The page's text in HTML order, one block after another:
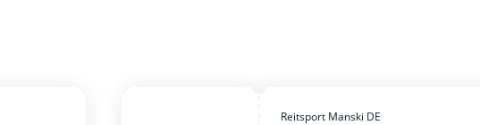
Reitsport Manski DE